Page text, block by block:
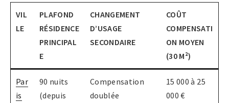
VIL
LE
PLAFOND
RÉSIDENCE
PRINCIPAL
E
CHANGEMENT
D’USAGE
SECONDAIRE
COÛT
COMPENSATI
ON MOYEN
(30 M²)
Par
is
90 nuits
(depuis
Compensation
doublée
15 000 à 25
000 €